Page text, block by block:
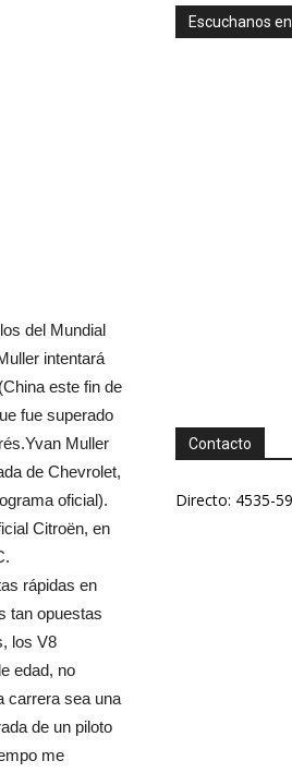
del Mundial
intentará
este fin de
fue superado
Muller
de Chevrolet,
oficial).
Citroën, en
rápidas en
tan opuestas
los V8
edad, no
carrera sea una
de un piloto
me
Escuchanos
Contacto
Directo: 4535-